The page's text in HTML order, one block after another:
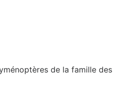
de la famille des